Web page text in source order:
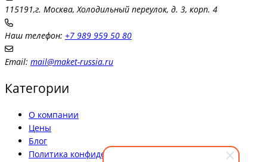
115191,г. Москва, Холодильный переулок, д. 3, корп. 4
Наш телефон: +7 989 959 50 80
Email: mail@maket-russia.ru
Категории
О компании
Цены
Блог
Политика конфиденциальности